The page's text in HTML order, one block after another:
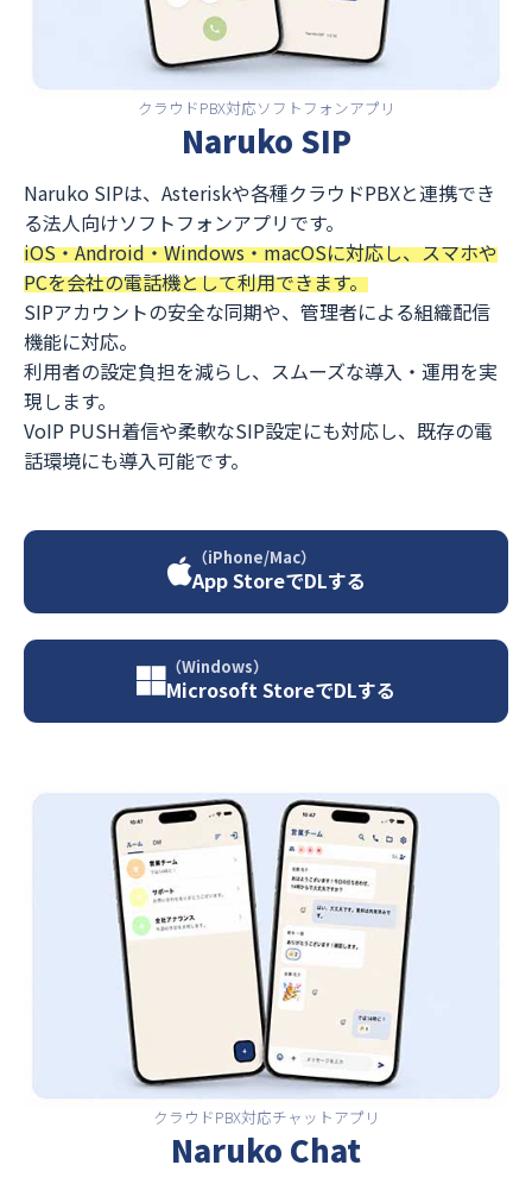
クラウドPBX対応ソフトフォンアプリ
Naruko SIP
Naruko SIPは、Asteriskや各種クラウドPBXと連携でき
る法人向けソフトフォンアプリです。
iOS・Android・Windows・macOSに対応し、スマホや
PCを会社の電話機として利用できます。
SIPアカウントの安全な同期や、管理者による組織配信
機能に対応。
利用者の設定負担を減らし、スムーズな導入・運用を実
現します。
VoIP PUSH着信や柔軟なSIP設定にも対応し、既存の電
話環境にも導入可能です。
（iPhone/Mac）
App StoreでDLする
（Windows）
Microsoft StoreでDLする
クラウドPBX対応チャットアプリ
Naruko Chat